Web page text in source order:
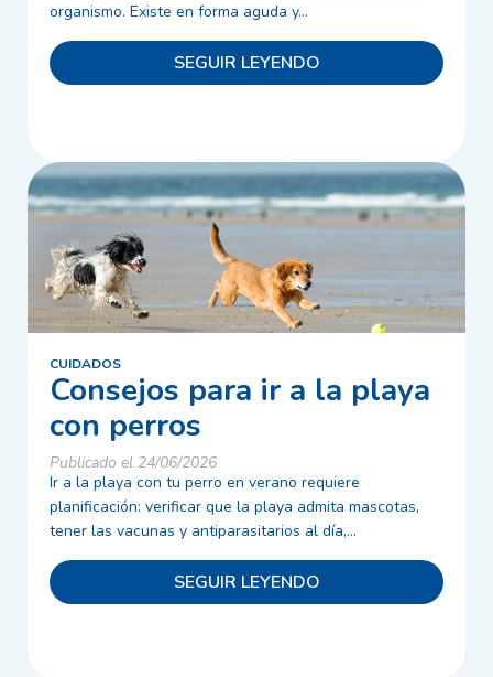
organismo. Existe en forma aguda y...
SEGUIR LEYENDO
CUIDADOS
Consejos para ir a la playa
con perros
Publicado el 24/06/2026
Ir a la playa con tu perro en verano requiere
planificación: verificar que la playa admita mascotas,
tener las vacunas y antiparasitarios al día,...
SEGUIR LEYENDO